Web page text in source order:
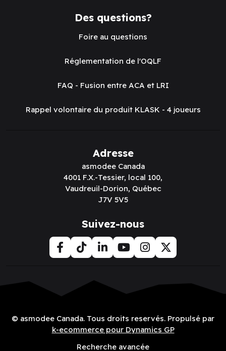
Des questions?
Foire au questions
Réglementation de l'OQLF
FAQ - Fusion entre ACA et LRI
Rappel volontaire du produit KLASK - 4 joueurs
Adresse
asmodee Canada
4001 F.X.-Tessier, local 100,
Vaudreuil-Dorion, Québec
J7V 5V5
Suivez-nous
© asmodee Canada. Tous droits reservés. Propulsé par
k-ecommerce pour Dynamics GP
Recherche avancée